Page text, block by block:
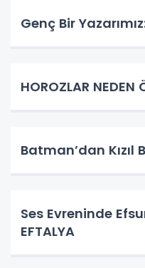
Genç Bir
HOROZLAR NEDEN
Batman’dan Kızıl
Ses Evreninde
EFTALYA